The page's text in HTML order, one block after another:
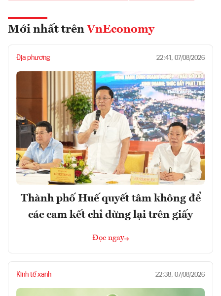
Mới nhất trên VnEconomy
Địa phương 22:41, 07/08/2026
Thành phố Huế quyết tâm không để
các cam kết chỉ dừng lại trên giấy
Đọc ngay
Kinh tế xanh 22:38, 07/08/2026